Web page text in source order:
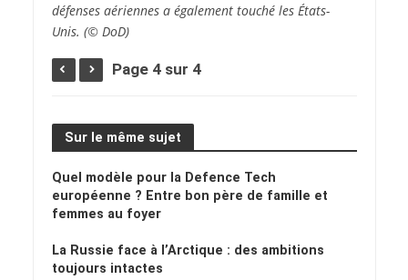
défenses aériennes a également touché les États-
Unis. (© DoD)
Page 4 sur 4
Sur le même sujet
Quel modèle pour la Defence Tech
européenne ? Entre bon père de famille et
femmes au foyer
La Russie face à l’Arctique : des ambitions
toujours intactes